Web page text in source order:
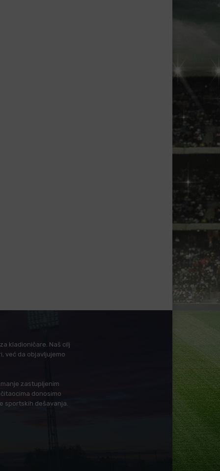
kladioničare. Naš cilj
već da objavljujemo
zastupljenim
donosimo
sportskih dešavanja.